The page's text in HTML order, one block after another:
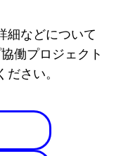
細などについて
働プロジェクト
ださい。